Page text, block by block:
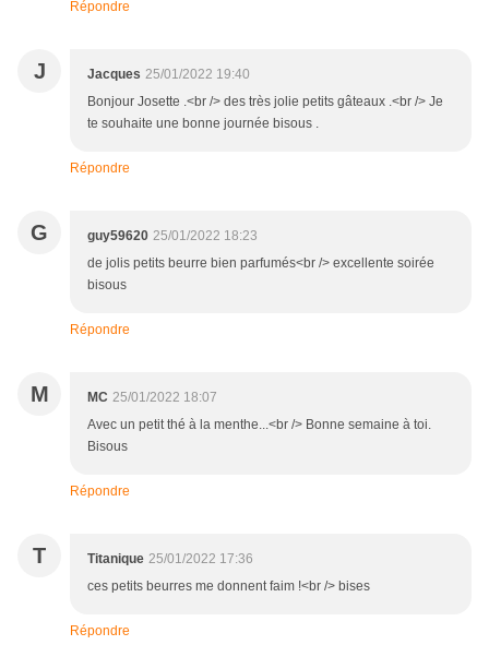
Répondre
J Jacques 25/01/2022 19:40
Bonjour Josette .<br /> des très jolie petits gâteaux .<br /> Je
te souhaite une bonne journée bisous .
Répondre
G guy59620 25/01/2022 18:23
de jolis petits beurre bien parfumés<br /> excellente soirée
bisous
Répondre
M MC 25/01/2022 18:07
Avec un petit thé à la menthe...<br /> Bonne semaine à toi.
Bisous
Répondre
T Titanique 25/01/2022 17:36
ces petits beurres me donnent faim !<br /> bises
Répondre